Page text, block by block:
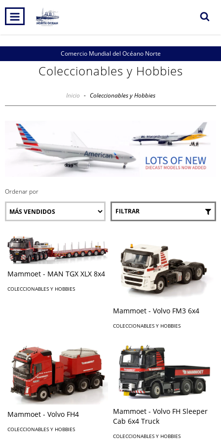
Comercio Mundial del Océano Norte
Coleccionables y Hobbies
Inicio - Coleccionables y Hobbies
Ordenar por
FILTRAR
Mammoet - MAN TGX XLX 8x4
COLECCIONABLES Y HOBBIES
Mammoet - Volvo FM3 6x4
COLECCIONABLES Y HOBBIES
Mammoet - Volvo FH4
COLECCIONABLES Y HOBBIES
Mammoet - Volvo FH Sleeper
Cab 6x4 Truck
COLECCIONABLES Y HOBBIES